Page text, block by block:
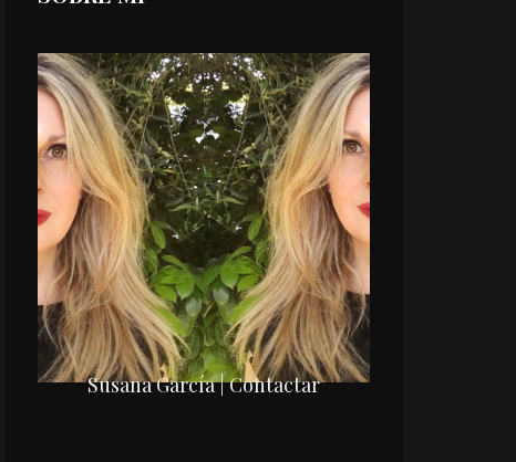
Susana García | Contactar